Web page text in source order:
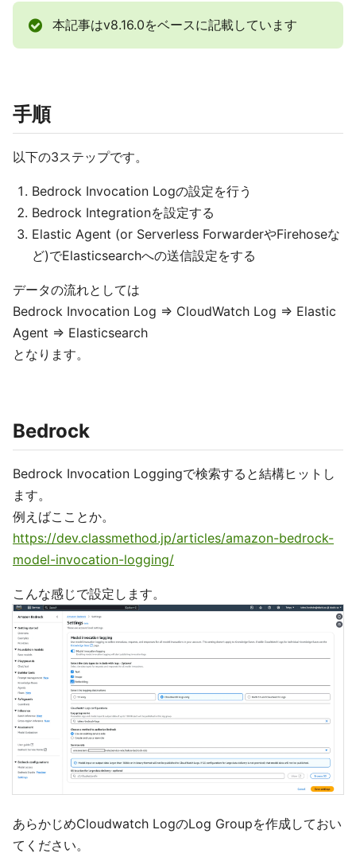
本記事はv8.16.0をベースに記載しています
手順
以下の3ステップです。
Bedrock Invocation Logの設定を行う
Bedrock Integrationを設定する
Elastic Agent (or Serverless ForwarderやFirehoseな
ど)でElasticsearchへの送信設定をする
データの流れとしては
Bedrock Invocation Log => CloudWatch Log => Elastic
Agent => Elasticsearch
となります。
Bedrock
Bedrock Invocation Loggingで検索すると結構ヒットし
ます。
例えばこことか。
https://dev.classmethod.jp/articles/amazon-bedrock-
model-invocation-logging/
こんな感じで設定します。
あらかじめCloudwatch LogのLog Groupを作成しておい
てください。